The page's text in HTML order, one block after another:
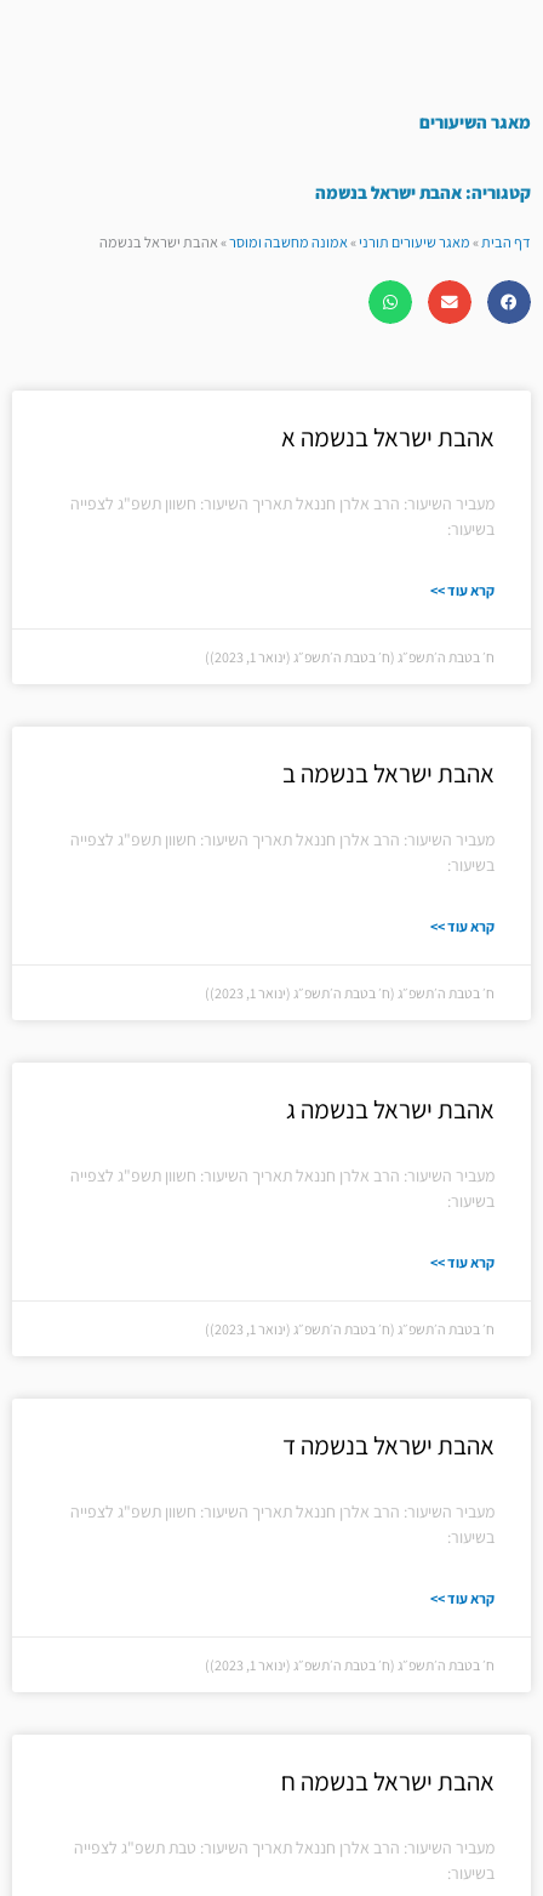
מאגר השיעורים
קטגוריה: אהבת ישראל בנשמה
דף הבית»מאגר שיעורים תורני»אמונה מחשבה ומוסר»אהבת ישראל בנשמה
אהבת ישראל בנשמה א
מעביר השיעור: הרב אלרן חננאל תאריך השיעור: חשוון תשפ"ג לצפייה
בשיעור:
קרא עוד >>
ח׳ בטבת ה׳תשפ״ג (ח׳ בטבת ה׳תשפ״ג (ינואר 1, 2023))
אהבת ישראל בנשמה ב
מעביר השיעור: הרב אלרן חננאל תאריך השיעור: חשוון תשפ"ג לצפייה
בשיעור:
קרא עוד >>
ח׳ בטבת ה׳תשפ״ג (ח׳ בטבת ה׳תשפ״ג (ינואר 1, 2023))
אהבת ישראל בנשמה ג
מעביר השיעור: הרב אלרן חננאל תאריך השיעור: חשוון תשפ"ג לצפייה
בשיעור:
קרא עוד >>
ח׳ בטבת ה׳תשפ״ג (ח׳ בטבת ה׳תשפ״ג (ינואר 1, 2023))
אהבת ישראל בנשמה ד
מעביר השיעור: הרב אלרן חננאל תאריך השיעור: חשוון תשפ"ג לצפייה
בשיעור:
קרא עוד >>
ח׳ בטבת ה׳תשפ״ג (ח׳ בטבת ה׳תשפ״ג (ינואר 1, 2023))
אהבת ישראל בנשמה ח
מעביר השיעור: הרב אלרן חננאל תאריך השיעור: טבת תשפ"ג לצפייה
בשיעור: